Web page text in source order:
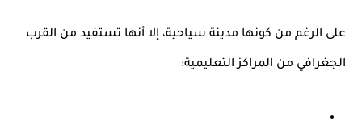
على الرغم من كونها مدينة سياحية، إلا أنها تستفيد من القرب
الجغرافي من المراكز التعليمية: